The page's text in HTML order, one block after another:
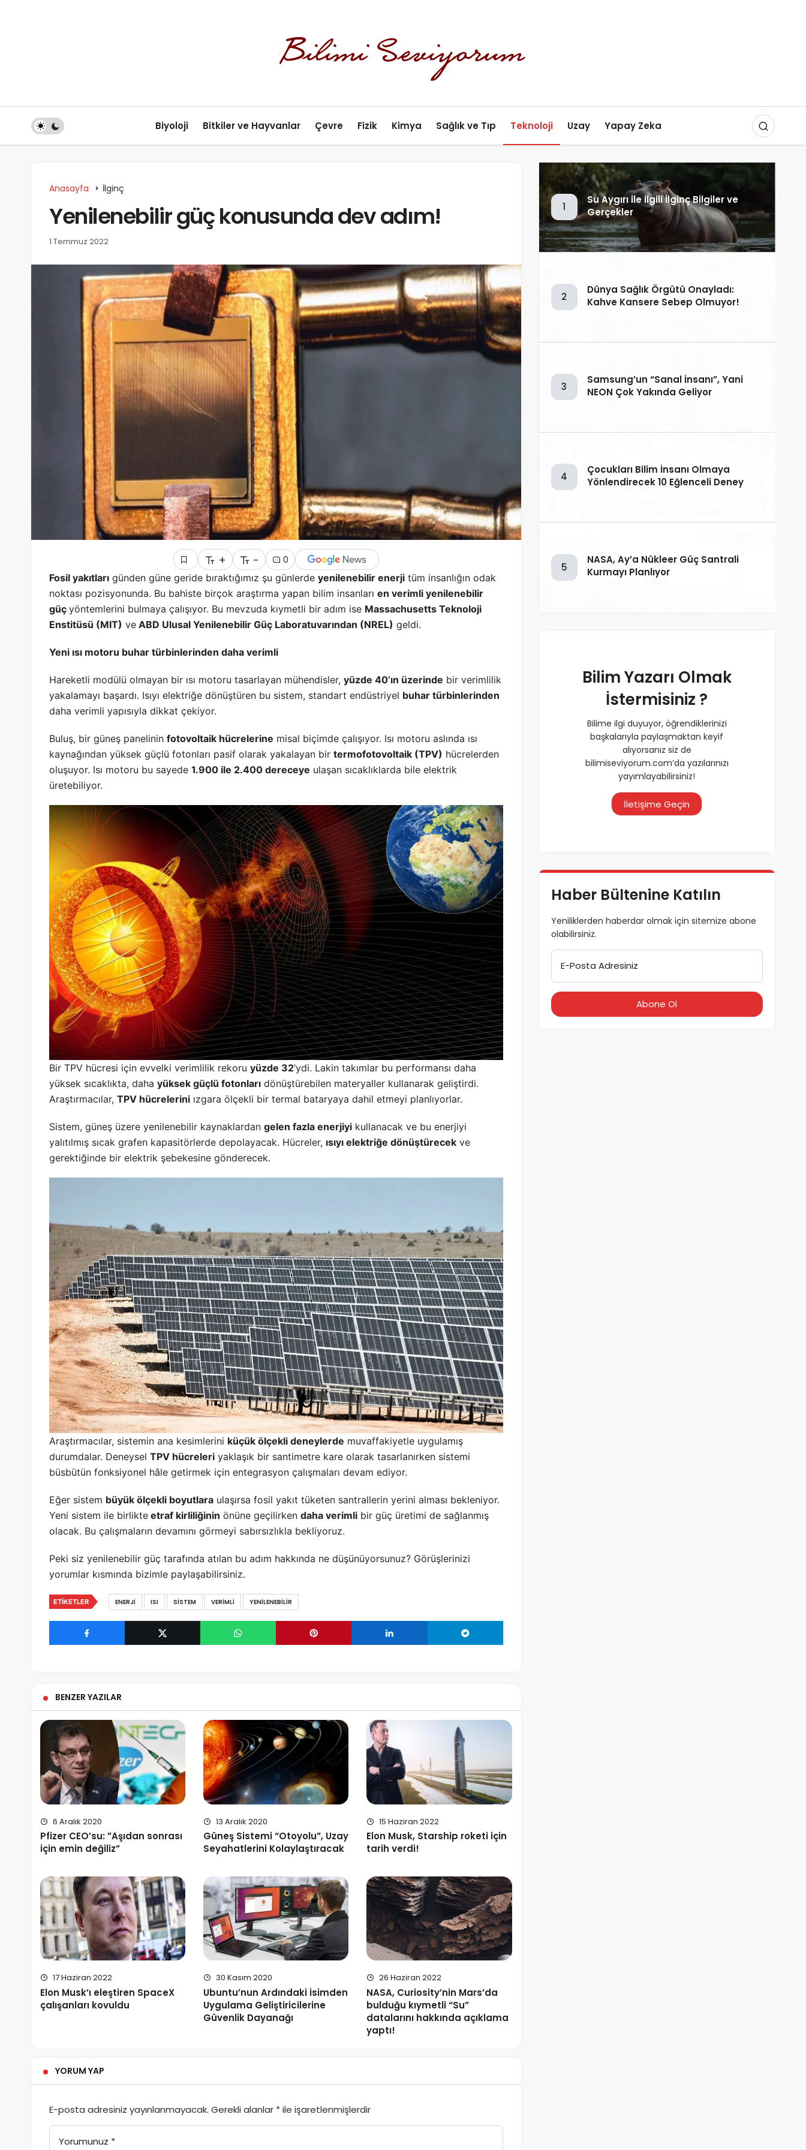
Biyoloji Bitkiler ve Hayvanlar Çevre Fizik Kimya Sağlık ve Tıp Teknoloji Uzay Yapay Zeka
Anasayfa İlginç
Yenilenebilir güç konusunda dev adım!
1 Temmuz 2022
+ -
0
Fosil yakıtları günden güne geride bıraktığımız şu günlerde yenilenebilir enerji tüm insanlığın odak
noktası pozisyonunda. Bu bahiste birçok araştırma yapan bilim insanları en verimli yenilenebilir
güç yöntemlerini bulmaya çalışıyor. Bu mevzuda kıymetli bir adım ise Massachusetts Teknoloji
Enstitüsü (MIT) ve ABD Ulusal Yenilenebilir Güç Laboratuvarından (NREL) geldi.
Yeni ısı motoru buhar türbinlerinden daha verimli
Hareketli modülü olmayan bir ısı motoru tasarlayan mühendisler, yüzde 40’ın üzerinde bir verimlilik
yakalamayı başardı. Isıyı elektriğe dönüştüren bu sistem, standart endüstriyel buhar türbinlerinden
daha verimli yapısıyla dikkat çekiyor.
Buluş, bir güneş panelinin fotovoltaik hücrelerine misal biçimde çalışıyor. Isı motoru aslında ısı
kaynağından yüksek güçlü fotonları pasif olarak yakalayan bir termofotovoltaik (TPV) hücrelerden
oluşuyor. Isı motoru bu sayede 1.900 ile 2.400 dereceye ulaşan sıcaklıklarda bile elektrik
üretebiliyor.
Bir TPV hücresi için evvelki verimlilik rekoru yüzde 32‘ydi. Lakin takımlar bu performansı daha
yüksek sıcaklıkta, daha yüksek güçlü fotonları dönüştürebilen materyaller kullanarak geliştirdi.
Araştırmacılar, TPV hücrelerini ızgara ölçekli bir termal bataryaya dahil etmeyi planlıyorlar.
Sistem, güneş üzere yenilenebilir kaynaklardan gelen fazla enerjiyi kullanacak ve bu enerjiyi
yalıtılmış sıcak grafen kapasitörlerde depolayacak. Hücreler, ısıyı elektriğe dönüştürecek ve
gerektiğinde bir elektrik şebekesine gönderecek.
Araştırmacılar, sistemin ana kesimlerini küçük ölçekli deneylerde muvaffakiyetle uygulamış
durumdalar. Deneysel TPV hücreleri yaklaşık bir santimetre kare olarak tasarlanırken sistemi
büsbütün fonksiyonel hâle getirmek için entegrasyon çalışmaları devam ediyor.
Eğer sistem büyük ölçekli boyutlara ulaşırsa fosil yakıt tüketen santrallerin yerini alması bekleniyor.
Yeni sistem ile birlikte etraf kirliliğinin önüne geçilirken daha verimli bir güç üretimi de sağlanmış
olacak. Bu çalışmaların devamını görmeyi sabırsızlıkla bekliyoruz.
Peki siz yenilenebilir güç tarafında atılan bu adım hakkında ne düşünüyorsunuz? Görüşlerinizi
yorumlar kısmında bizimle paylaşabilirsiniz.
ETIKETLER ENERJI ISI SISTEM VERIMLI YENILENEBILIR
BENZER YAZILAR
6 Aralık 2020
Pfizer CEO’su: ”Aşıdan sonrası
için emin değiliz”
13 Aralık 2020
Güneş Sistemi “Otoyolu”, Uzay
Seyahatlerini Kolaylaştıracak
15 Haziran 2022
Elon Musk, Starship roketi için
tarih verdi!
17 Haziran 2022
Elon Musk’ı eleştiren SpaceX
çalışanları kovuldu
30 Kasım 2020
Ubuntu’nun Ardındaki İsimden
Uygulama Geliştiricilerine
Güvenlik Dayanağı
26 Haziran 2022
NASA, Curiosity’nin Mars’da
bulduğu kıymetli “Su”
datalarını hakkında açıklama
yaptı!
YORUM YAP
E-posta adresiniz yayınlanmayacak. Gerekli alanlar *ile işaretlenmişlerdir
Yorumunuz *
1
Su Aygırı ile İlgili İlginç Bilgiler ve
Gerçekler
2
Dünya Sağlık Örgütü Onayladı:
Kahve Kansere Sebep Olmuyor!
3
Samsung’un “Sanal İnsanı”, Yani
NEON Çok Yakında Geliyor
4
Çocukları Bilim İnsanı Olmaya
Yönlendirecek 10 Eğlenceli Deney
5
NASA, Ay’a Nükleer Güç Santrali
Kurmayı Planlıyor
Bilim Yazarı Olmak
İstermisiniz ?
Bilime ilgi duyuyor, öğrendiklerinizi
başkalarıyla paylaşmaktan keyif
alıyorsanız siz de
bilimiseviyorum.com’da yazılarınızı
yayımlayabilirsiniz!
İletişime Geçin
Haber Bültenine Katılın
Yeniliklerden haberdar olmak için sitemize abone
olabilirsiniz.
E-Posta Adresiniz